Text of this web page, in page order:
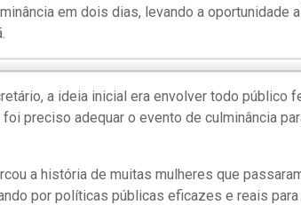
em dois dias, levando a oportunidade
a ideia inicial era envolver todo público
preciso adequar o evento de culminância
a história de muitas mulheres que
por políticas públicas eficazes e reais